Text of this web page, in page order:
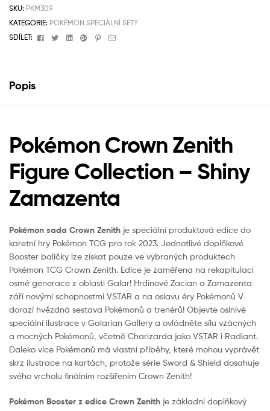
SKU: PKM309
KATEGORIE: POKÉMON SPECIÁLNÍ SETY
SDÍLET:
FacebookTwitterLinkedinGoogle+Pinterest
Email
Popis
Pokémon Crown Zenith
Figure Collection – Shiny
Zamazenta
Pokémon sada Crown Zenith je speciální produktová edice do
karetní hry Pokémon TCG pro rok 2023. Jednotlivé doplňkové
Booster balíčky lze získat pouze ve vybraných produktech
Pokémon TCG Crown Zenith. Edice je zaměřena na rekapitulaci
osmé generace z oblasti Galar! Hrdinové Zacian a Zamazenta
září novými schopnostmi VSTAR a na oslavu éry Pokémonů V
dorazí hvězdná sestava Pokémonů a trenérů! Objevte oslnivé
speciální ilustrace v Galarian Gallery a ovládněte sílu vzácných
a mocných Pokémonů, včetně Charizarda jako VSTAR i Radiant.
Daleko více Pokémonů má vlastní příběhy, které mohou vyprávět
skrz ilustrace na kartách, protože série Sword & Shield dosahuje
svého vrcholu finálním rozšířením Crown Zenith!
Pokémon Booster z edice Crown Zenith je základní doplňkový